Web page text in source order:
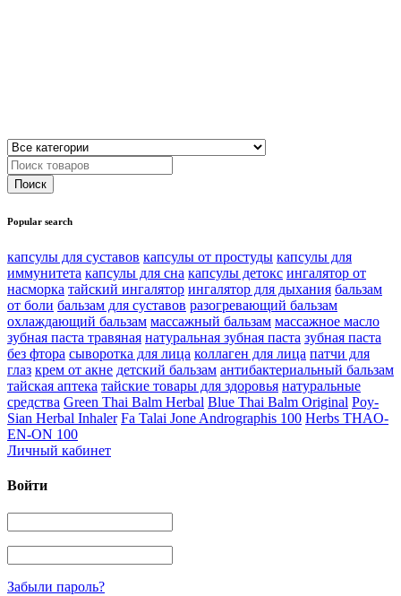
Popular search
капсулы для суставов капсулы от простуды капсулы для
иммунитета капсулы для сна капсулы детокс ингалятор от
насморка тайский ингалятор ингалятор для дыхания бальзам
от боли бальзам для суставов разогревающий бальзам
охлаждающий бальзам массажный бальзам массажное масло
зубная паста травяная натуральная зубная паста зубная паста
без фтора сыворотка для лица коллаген для лица патчи для
глаз крем от акне детский бальзам антибактериальный бальзам
тайская аптека тайские товары для здоровья натуральные
средства Green Thai Balm Herbal Blue Thai Balm Original Poy-
Sian Herbal Inhaler Fa Talai Jone Andrographis 100 Herbs THAO-
EN-ON 100
Личный кабинет
Войти
Забыли пароль?